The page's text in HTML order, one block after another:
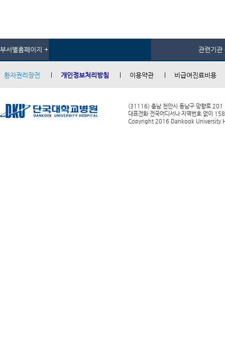
부서별홈페이지 + 관련기관
환자권리장전 개인정보처리방침 이용약관 비급여진료비용
(31116) 충남 천안시 동남구 망향로 201
대표전화 전국어디서나 지역번호 없이
Copyright 2016 Dankook University